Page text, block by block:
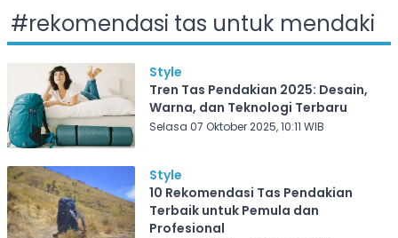
#rekomendasi tas untuk mendaki
Style
Tren Tas Pendakian 2025: Desain,
Warna, dan Teknologi Terbaru
Selasa 07 Oktober 2025, 10:11 WIB
Style
10 Rekomendasi Tas Pendakian
Terbaik untuk Pemula dan
Profesional